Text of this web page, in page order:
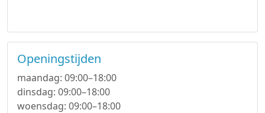
Openingstijden
maandag: 09:00–18:00
dinsdag: 09:00–18:00
woensdag: 09:00–18:00